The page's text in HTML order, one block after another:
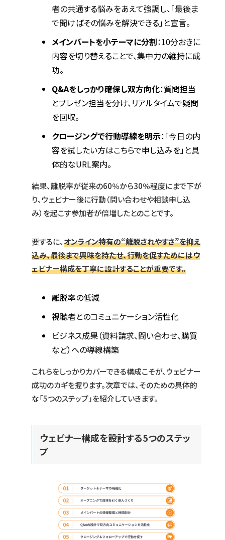
者の共通する悩みをあえて強調し、「最後ま
で聞けばその悩みを解決できる」と宣言。
メインパートを小テーマに分割：10分おきに
内容を切り替えることで、集中力の維持に成
功。
Q&Aをしっかり確保し双方向化：質問担当
とプレゼン担当を分け、リアルタイムで疑問
を回収。
クロージングで行動導線を明示：「今日の内
容を試したい方はこちらで申し込みを」と具
体的なURL案内。
結果、離脱率が従来の60％から30％程度にまで下が
り、ウェビナー後に行動（問い合わせや相談申し込
み）を起こす参加者が倍増したとのことです。
要するに、オンライン特有の“離脱されやすさ”を抑え
込み、最後まで興味を持たせ、行動を促すためにはウ
ェビナー構成を丁寧に設計することが重要です。
離脱率の低減
視聴者とのコミュニケーション活性化
ビジネス成果（資料請求、問い合わせ、購買
など）への導線構築
これらをしっかりカバーできる構成こそが、ウェビナー
成功のカギを握ります。次章では、そのための具体的
な「5つのステップ」を紹介していきます。
ウェビナー構成を設計する5つのステッ
プ